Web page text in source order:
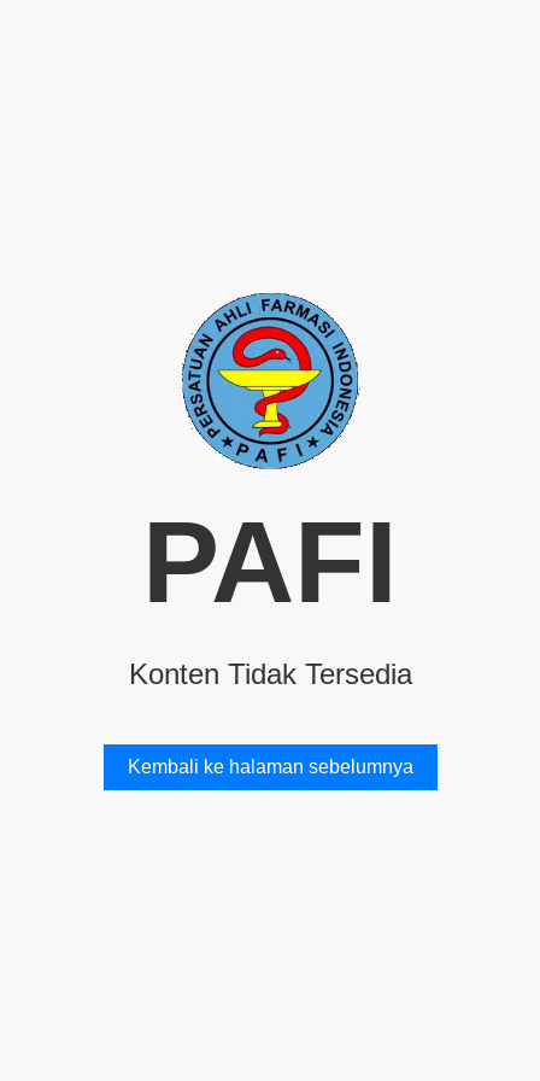
PAFI
Konten Tidak Tersedia
Kembali ke halaman sebelumnya